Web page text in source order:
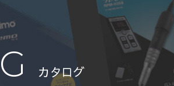
カタログ